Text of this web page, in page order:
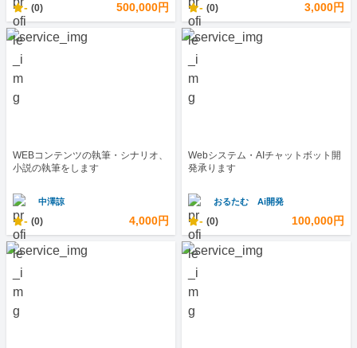
- (0) 500,000円 - (0) 3,000円
WEBコンテンツの執筆・シナリオ、
小説の執筆をします
中澤諒
- (0) 4,000円
Webシステム・AIチャットボット開
発承ります
おるたむ Ai開発
- (0) 100,000円